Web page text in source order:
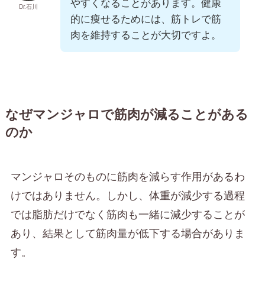
Dr.石川
的に痩せるためには、筋トレで筋
肉を維持することが大切ですよ。
なぜマンジャロで筋肉が減ることがある
のか
マンジャロそのものに筋肉を減らす作用があるわ
けではありません。しかし、体重が減少する過程
では脂肪だけでなく筋肉も一緒に減少することが
あり、結果として筋肉量が低下する場合がありま
す。